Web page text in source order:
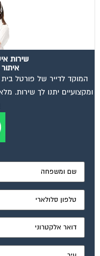
שירות
המוקד לדייר של פורטל
ומקצועיים יתנו לך שירות.